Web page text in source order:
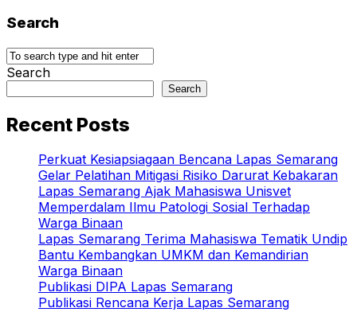
Search
Search
Search
Recent Posts
Perkuat Kesiapsiagaan Bencana Lapas Semarang
Gelar Pelatihan Mitigasi Risiko Darurat Kebakaran
Lapas Semarang Ajak Mahasiswa Unisvet
Memperdalam Ilmu Patologi Sosial Terhadap
Warga Binaan
Lapas Semarang Terima Mahasiswa Tematik Undip
Bantu Kembangkan UMKM dan Kemandirian
Warga Binaan
Publikasi DIPA Lapas Semarang
Publikasi Rencana Kerja Lapas Semarang